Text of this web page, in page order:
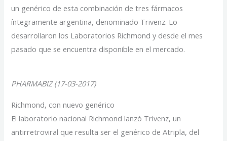
un genérico de esta combinación de tres fármacos
íntegramente argentina, denominado Trivenz. Lo
desarrollaron los Laboratorios Richmond y desde el mes
pasado que se encuentra disponible en el mercado.
PHARMABIZ (17-03-2017)
Richmond, con nuevo genérico
El laboratorio nacional Richmond lanzó Trivenz, un
antirretroviral que resulta ser el genérico de Atripla, del